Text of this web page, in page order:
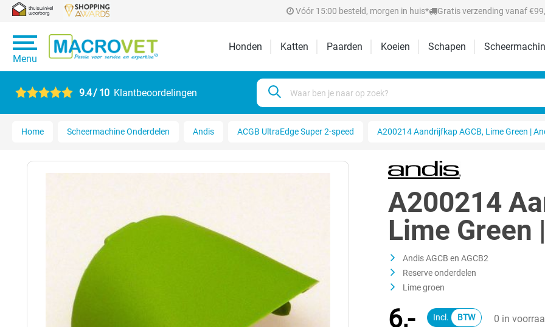
Vóór 15:00 besteld, morgen in huis* Gratis verzending vanaf
Menu
Honden Katten Paarden Koeien Schapen
9.4 / 10 Klantbeoordelingen
Home Scheermachine Onderdelen Andis ACGB UltraEdge Super 2-speed A200214 Aandrijfkap AGCB, Lime Green |
A200214
Lime Green
Andis AGCB en AGCB2
Reserve onderdelen
Lime groen
6,- 0 in